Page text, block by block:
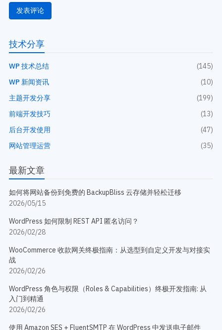
技术分享
WP 技术总结
(145)
WP 新闻资讯
(10)
主题开发分享
(199)
前端开发技巧
(13)
后台开发使用
(47)
网站管理运营
(35)
最新文章
如何将网站备份到免费的 BackupBliss 云存储并轻松迁移
2026/05/15
WordPress 如何限制 REST API 匿名访问？
2026/02/28
WooCommerce 收款网关终极指南：从选型到自定义开发与对接实
战
2026/02/26
WordPress 角色与权限（Roles & Capabilities）终极开发指南: 从
入门到精通
2026/02/26
使用 Amazon SES + FluentSMTP 在 WordPress 中发送电子邮件